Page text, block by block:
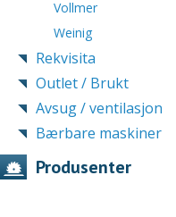
Vollmer
Weinig
Rekvisita
Outlet / Brukt
Avsug / ventilasjon
Bærbare maskiner
Produsenter